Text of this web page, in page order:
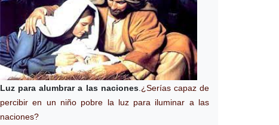
Luz para alumbrar a las naciones. ¿Serías capaz de
percibir en un niño pobre la luz para iluminar a las
naciones?